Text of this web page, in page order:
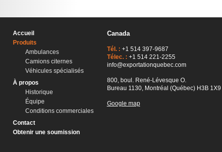
Accueil
Produits
Ambulances
Camions citernes
Véhicules spécialisés
À propos
Historique
Équipe
Conditions commerciales
Contact
Obtenir une soumission
Canada
Tél. : +1 514 397-9687
Télec. : +1 514 221-2255
info@exportationquebec.com
800, boul. René-Lévesque O.
Bureau 1130, Montréal (Québec) H3B 1X9
Google map